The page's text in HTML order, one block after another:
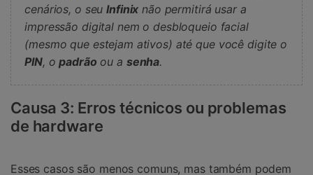
cenários, o seuInfinix não permitirá usar a
impressão digital nem o desbloqueio facial
(mesmo que estejam ativos) até que você digite o
PIN, opadrão ou a senha.
Causa 3: Erros técnicos ou problemas
de hardware
Esses casos são menos comuns, mas também podem